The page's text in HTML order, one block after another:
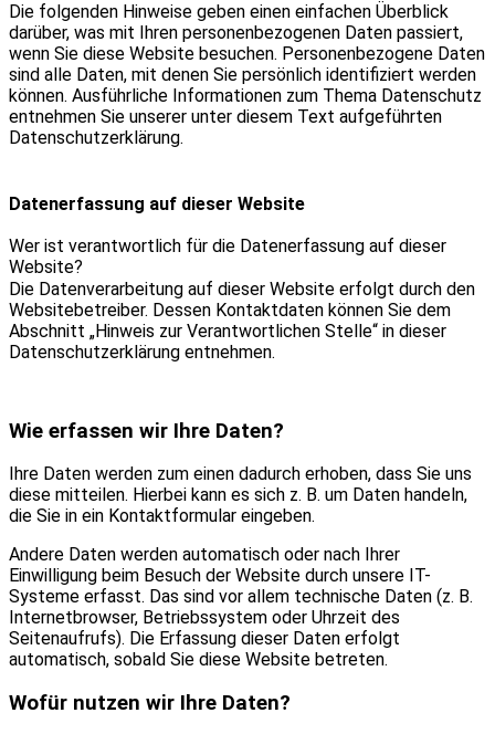
Die folgenden Hinweise geben einen einfachen Überblick
darüber, was mit Ihren personenbezogenen Daten passiert,
wenn Sie diese Website besuchen. Personenbezogene Daten
sind alle Daten, mit denen Sie persönlich identifiziert werden
können. Ausführliche Informationen zum Thema Datenschutz
entnehmen Sie unserer unter diesem Text aufgeführten
Datenschutzerklärung.
Datenerfassung auf dieser Website
Wer ist verantwortlich für die Datenerfassung auf dieser
Website?
Die Datenverarbeitung auf dieser Website erfolgt durch den
Websitebetreiber. Dessen Kontaktdaten können Sie dem
Abschnitt „Hinweis zur Verantwortlichen Stelle“ in dieser
Datenschutzerklärung entnehmen.
Wie erfassen wir Ihre Daten?
Ihre Daten werden zum einen dadurch erhoben, dass Sie uns
diese mitteilen. Hierbei kann es sich z. B. um Daten handeln,
die Sie in ein Kontaktformular eingeben.
Andere Daten werden automatisch oder nach Ihrer
Einwilligung beim Besuch der Website durch unsere IT-
Systeme erfasst. Das sind vor allem technische Daten (z. B.
Internetbrowser, Betriebssystem oder Uhrzeit des
Seitenaufrufs). Die Erfassung dieser Daten erfolgt
automatisch, sobald Sie diese Website betreten.
Wofür nutzen wir Ihre Daten?